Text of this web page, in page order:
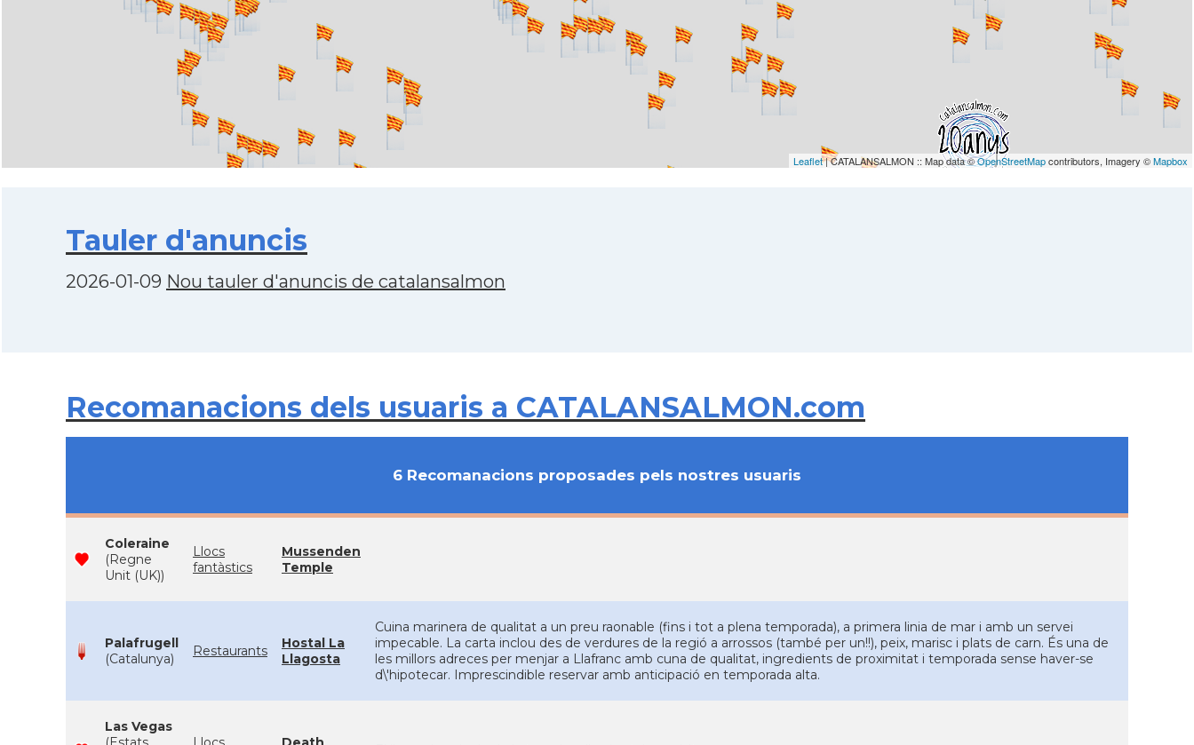
Leaflet| CATALANSALMON :: Map data ©OpenStreetMapcontributors, Imagery ©Mapbox
Tauler d'anuncis
2026-01-09 Nou tauler d'anuncis de catalansalmon
Recomanacions dels usuaris a CATALANSALMON.com
6 Recomanacions proposades pels nostres usuaris
Coleraine
(Regne
Unit (UK))
Llocs
fantàstics
Mussenden
Temple
Palafrugell
(Catalunya)
Restaurants
Hostal La
Llagosta
Cuina marinera de qualitat a un preu raonable (fins i tot a plena temporada), a primera linia de mar i amb un servei
impecable. La carta inclou des de verdures de la regió a arrossos (també per un!!), peix, marisc i plats de carn. És una de
les millors adreces per menjar a Llafranc amb cuna de qualitat, ingredients de proximitat i temporada sense haver-se
d\'hipotecar. Imprescindible reservar amb anticipació en temporada alta.
Las Vegas